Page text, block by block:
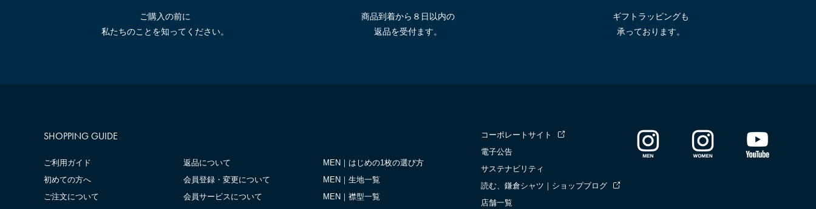
ご購入の前に
私たちのことを知ってください。
商品到着から８日以内の
返品を受付ます。
ギフトラッピングも
承っております。
SHOPPING GUIDE
ご利用ガイド
初めての方へ
ご注文について
返品について
会員登録・変更について
会員サービスについて
MEN｜はじめの1枚の選び方
MEN｜生地一覧
MEN｜襟型一覧
コーポレートサイト
電子公告
サステナビリティ
読む、鎌倉シャツ｜ショップブログ
店舗一覧